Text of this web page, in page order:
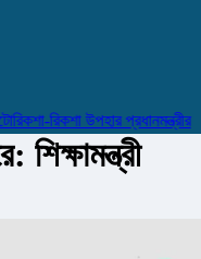
উপহার প্রধানমন্ত্রীর ✮